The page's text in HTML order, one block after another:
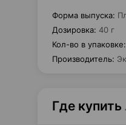
Форма выпуска:
Дозировка: 40 г
Кол-во в упаковке:
Производитель:
Где купить